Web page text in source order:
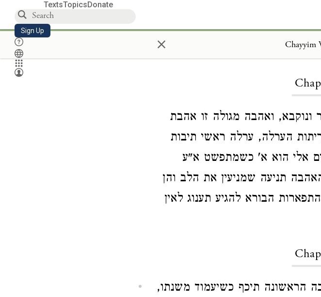
TextsTopicsDonate
Sign Up × Chayyim
ואהבה מגולה זו אהבת
הערלה, ערלה ראשי תיבות
אלי הוא א' כשמתפשט א"ע
תניעה שמניעין את הלב והן
הבורא להגיע תענוג לאין
הראשונה תיכף כשיעמוד משנתו,